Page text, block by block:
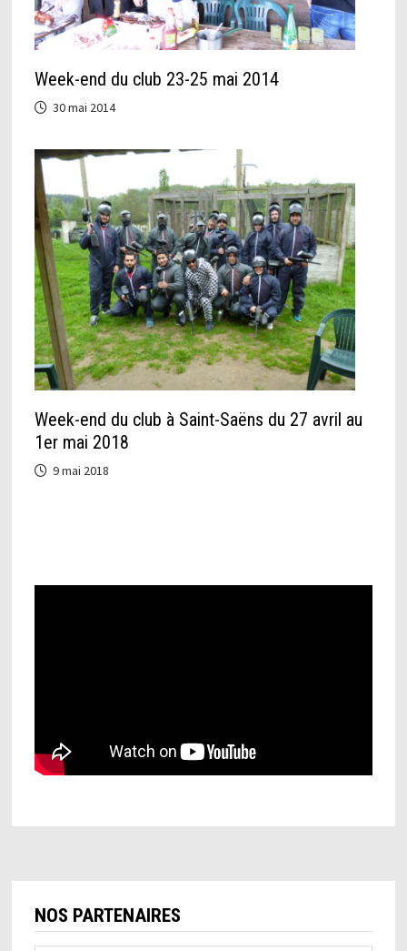
Week-end du club 23-25 mai 2014
30 mai 2014
Week-end du club à Saint-Saëns du 27 avril au
1er mai 2018
9 mai 2018
NOS PARTENAIRES